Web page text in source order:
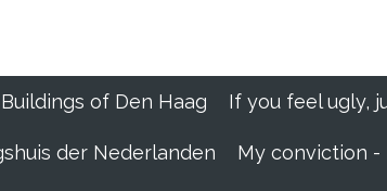
Buildings of Den Haag If you feel ugly,
der Nederlanden My conviction -